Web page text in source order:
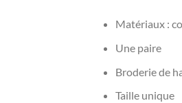
Matériaux :
Une paire
Broderie de
Taille unique